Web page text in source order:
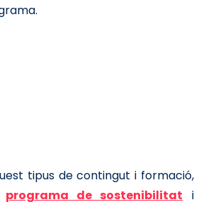
tipus de contingut i formació,
programa de sostenibilitat i